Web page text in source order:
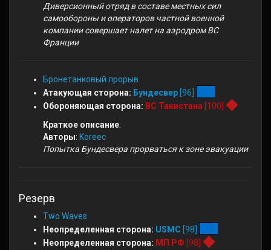
Диверсионный отряд в составе местных сил
самообороны и операторов частной военной
компании совершает налет на аэродром ВС
Франции
Бронетанковый прорыв
Атакующая сторона: Бундесвер [96]
Обороняющая сторона: ВС Такистана [100]
Краткое описание:
Авторы: Koreec
Попытка Бундесвера прорваться к зоне эвакуации
Резерв
Two Waves
Неопределенная сторона: USMC [98]
Неопределенная сторона: МП РФ [98]